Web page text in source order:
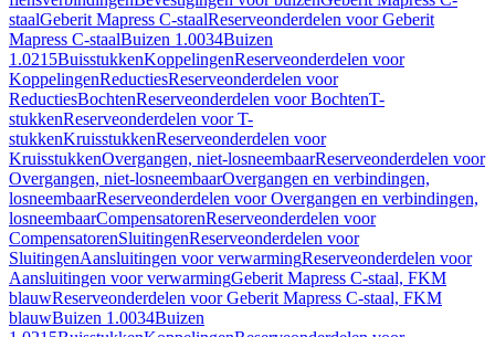
staalGeberit Mapress C-staalReserveonderdelen voor Geberit
Mapress C-staalBuizen 1.0034Buizen
1.0215BuisstukkenKoppelingenReserveonderdelen voor
KoppelingenReductiesReserveonderdelen voor
ReductiesBochtenReserveonderdelen voor BochtenT-
stukkenReserveonderdelen voor T-
stukkenKruisstukkenReserveonderdelen voor
KruisstukkenOvergangen, niet-losneembaarReserveonderdelen voor
Overgangen, niet-losneembaarOvergangen en verbindingen,
losneembaarReserveonderdelen voor Overgangen en verbindingen,
losneembaarCompensatorenReserveonderdelen voor
CompensatorenSluitingenReserveonderdelen voor
SluitingenAansluitingen voor verwarmingReserveonderdelen voor
Aansluitingen voor verwarmingGeberit Mapress C-staal, FKM
blauwReserveonderdelen voor Geberit Mapress C-staal, FKM
blauwBuizen 1.0034Buizen